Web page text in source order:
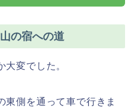
の宿への道
変でした。
東側を通って車で行きま